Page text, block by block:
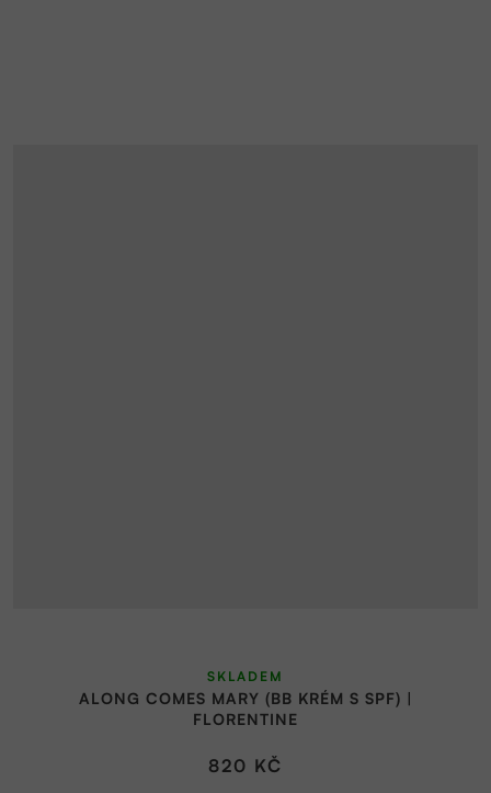
ALONG COMES MARY (BB KRÉM S SPF) |
FLORENTINE
hodnocení
produktu
5,0
SKLADEM
820 KČ